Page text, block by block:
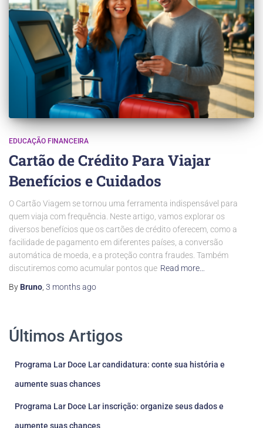
EDUCAÇÃO FINANCEIRA
Cartão de Crédito Para Viajar
Benefícios e Cuidados
O Cartão Viagem se tornou uma ferramenta indispensável para
quem viaja com frequência. Neste artigo, vamos explorar os
diversos benefícios que os cartões de crédito oferecem, como a
facilidade de pagamento em diferentes países, a conversão
automática de moeda, e a proteção contra fraudes. Também
discutiremos como acumular pontos que Read more…
By Bruno 3 monthsago
Últimos Artigos
Programa Lar Doce Lar candidatura: conte sua história e
aumente suas chances
Programa Lar Doce Lar inscrição: organize seus dados e
aumente suas chances